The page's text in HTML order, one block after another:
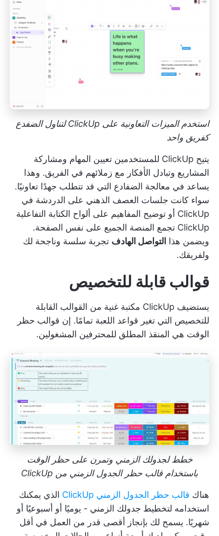
استخدم الميزات التعاونية على ClickUp لتناول الضفدع
كفريق واحد
يتيح ClickUp للمستخدمين تعيين المهام ومشاركة
المشاريع وتبادل الأفكار مع زملائهم في الفريق. وهذا
يساعد في معالجة الضفادع التي قد تتطلب جهدًا تعاونيًا.
سواء كانت جلسات العصف الذهني على الدردشة في
ClickUp أو توضيح المفاهيم على ألواح الكتابة التفاعلية
ClickUp تجمع المنصة الجميع على نفس الصفحة.
ويضمن هذا التواصل الهادف تجربة سلسة وناجحة لك
ولفريقك.
قوالب قابلة للتخصيص
يستضيف ClickUp مكتبة غنية من القوالب القابلة
للتخصيص التي تغير قواعد اللعبة تمامًا. إن قوالب حظر
الوقت هي المنقذ المطلق للمحترفين المشغولين.
خطط لجدولك الزمني وتمرن على حظر الوقت
باستخدام قالب حظر الجدول الزمني من ClickUp
هناك قالب حظر الجدول الزمني ClickUp
الذي يمكنك
استخدامه لتخطيط جدولك الزمني - يوميًا أو أسبوعيًا أو
شهريًا. يسمح لك بإنجاز أقصى قدر من العمل في أقل